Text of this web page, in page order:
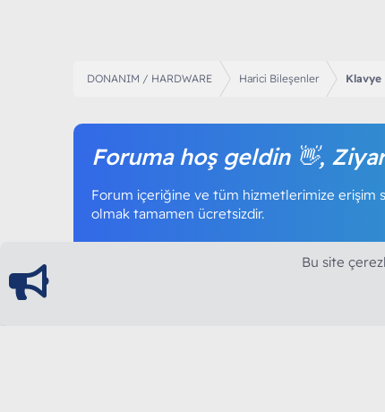
DONANIM / HARDWARE Harici Bileşenler Klavye
Foruma hoş geldin 👋,
Forum içeriğine ve tüm hizmetlerimize erişim
olmak tamamen ücretsizdir.
Bu site